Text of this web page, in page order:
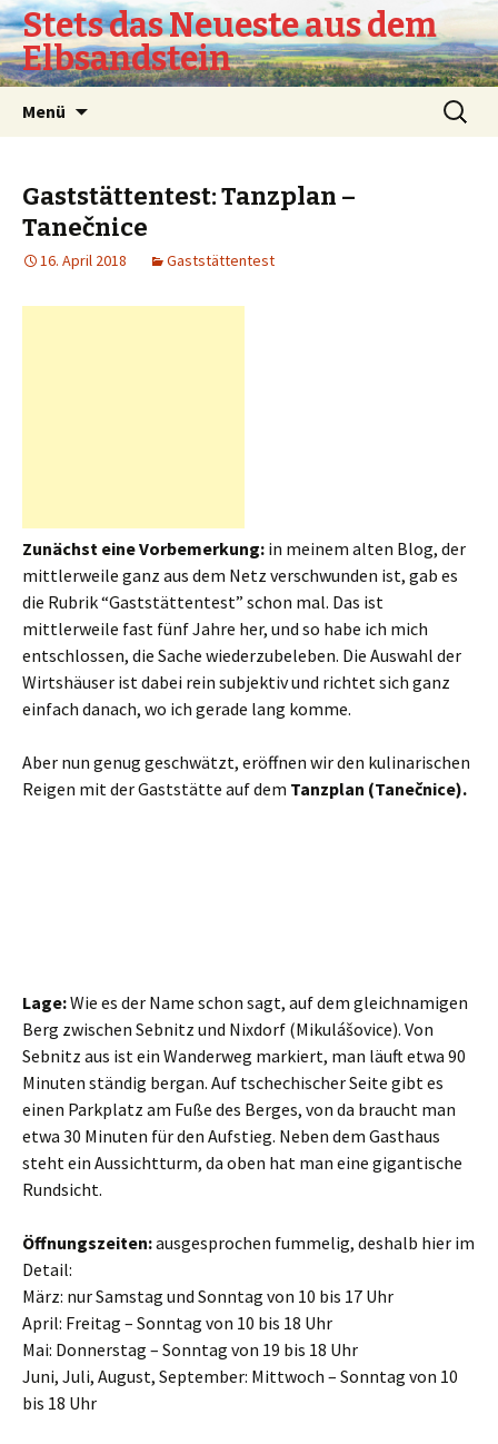
Stets das Neueste aus dem
Elbsandstein
Menü
Suchen
nach:
Gaststättentest: Tanzplan –
Tanečnice
16. April 2018 Gaststättentest
Zunächst eine Vorbemerkung: in meinem alten Blog, der
mittlerweile ganz aus dem Netz verschwunden ist, gab es
die Rubrik “Gaststättentest” schon mal. Das ist
mittlerweile fast fünf Jahre her, und so habe ich mich
entschlossen, die Sache wiederzubeleben. Die Auswahl der
Wirtshäuser ist dabei rein subjektiv und richtet sich ganz
einfach danach, wo ich gerade lang komme.
Aber nun genug geschwätzt, eröffnen wir den kulinarischen
Reigen mit der Gaststätte auf dem Tanzplan (Tanečnice).
Lage:Wie es der Name schon sagt, auf dem gleichnamigen
Berg zwischen Sebnitz und Nixdorf (Mikulášovice). Von
Sebnitz aus ist ein Wanderweg markiert, man läuft etwa 90
Minuten ständig bergan. Auf tschechischer Seite gibt es
einen Parkplatz am Fuße des Berges, von da braucht man
etwa 30 Minuten für den Aufstieg. Neben dem Gasthaus
steht ein Aussichtturm, da oben hat man eine gigantische
Rundsicht.
Öffnungszeiten:ausgesprochen fummelig, deshalb hier im
Detail:
März: nur Samstag und Sonntag von 10 bis 17 Uhr
April: Freitag – Sonntag von 10 bis 18 Uhr
Mai: Donnerstag – Sonntag von 19 bis 18 Uhr
Juni, Juli, August, September: Mittwoch – Sonntag von 10
bis 18 Uhr